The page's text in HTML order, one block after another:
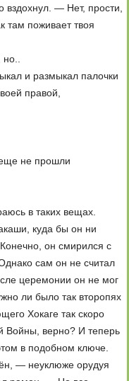
— Нет, прости,
там поживает твоя
и размыкал палочки
правой,
не прошли
в таких вещах.
куда бы он ни
он смирился с
сам он не считал
церемонии он не мог
ли было так второпях
Хокаге так скоро
Войны, верно? И теперь
в подобном ключе.
— неуклюже орудуя